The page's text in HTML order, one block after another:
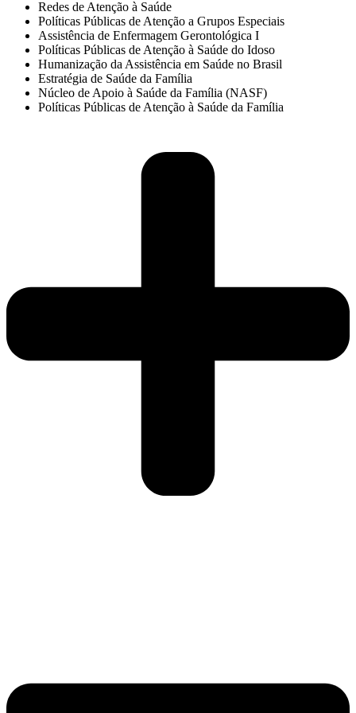
Redes de Atenção à Saúde
Políticas Públicas de Atenção a Grupos Especiais
Assistência de Enfermagem Gerontológica I
Políticas Públicas de Atenção à Saúde do Idoso
Humanização da Assistência em Saúde no Brasil
Estratégia de Saúde da Família
Núcleo de Apoio à Saúde da Família (NASF)
Políticas Públicas de Atenção à Saúde da Família